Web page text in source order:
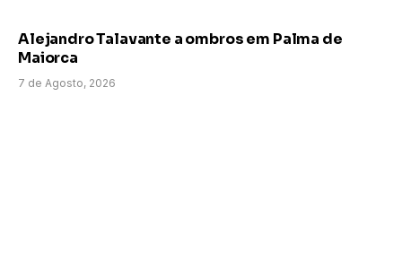
Alejandro Talavante a ombros em Palma de
Maiorca
7 de Agosto, 2026